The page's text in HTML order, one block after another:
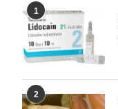
1
2